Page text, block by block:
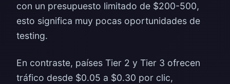
con un presupuesto limitado de $200-500,
esto significa muy pocas oportunidades de
testing.
En contraste, países Tier 2 y Tier 3 ofrecen
tráfico desde $0.05 a $0.30 por clic,